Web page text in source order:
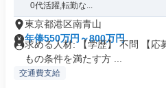
0代活躍,転勤な...
東京都港区南青山
年俸550万円～800万円
求める人材: 【学歴】 不問 【応
もの条件を満たす方 ...
交通費支給